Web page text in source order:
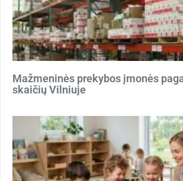
Mažmeninės prekybos įmonės
skaičių Vilniuje